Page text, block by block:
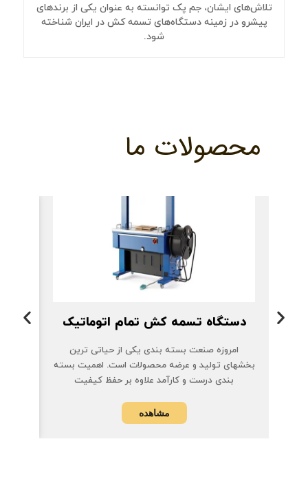
تلاش‌های ایشان، جم پک توانسته به عنوان یکی از برندهای
پیشرو در زمینه دستگاه‌های تسمه کش در ایران شناخته
شود.
محصولات ما
دستگاه تسمه کش تمام اتوماتیک
امروزه صنعت بسته بندی یکی از حیاتی ترین
بخشهای تولید و عرضه محصولات است. اهمیت بسته
بندی درست و کارآمد علاوه بر حفظ کیفیت
مشاهده